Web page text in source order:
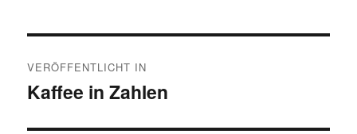
VERÖFFENTLICHT IN
Kaffee in Zahlen